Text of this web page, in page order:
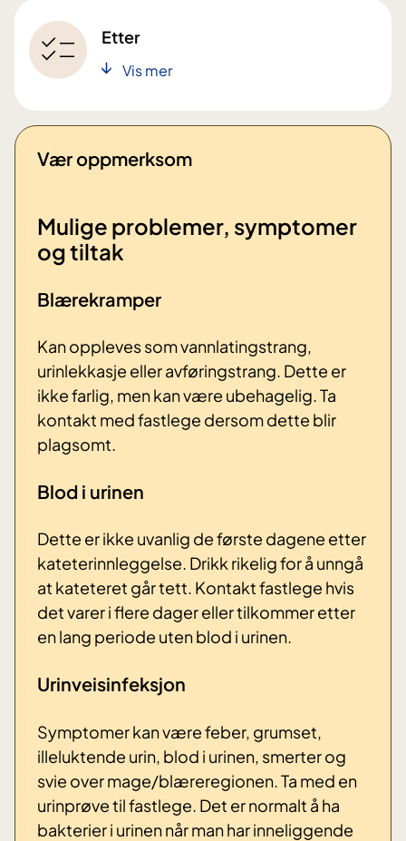
Etter
Vis mer
Vær oppmerksom
Mulige problemer, symptomer
og tiltak
Blærekramper
Kan oppleves som vannlatingstrang,
urinlekkasje eller avføringstrang. Dette er
ikke farlig, men kan være ubehagelig. Ta
kontakt med fastlege dersom dette blir
plagsomt.
Blod i urinen
Dette er ikke uvanlig de første dagene etter
kateterinnleggelse. Drikk rikelig for å unngå
at kateteret går tett. Kontakt fastlege hvis
det varer i flere dager eller tilkommer etter
en lang periode uten blod i urinen.
Urinveisinfeksjon
Symptomer kan være feber, grumset,
illeluktende urin, blod i urinen, smerter og
svie over mage/blæreregionen. Ta med en
urinprøve til fastlege. Det er normalt å ha
bakterier i urinen når man har inneliggende